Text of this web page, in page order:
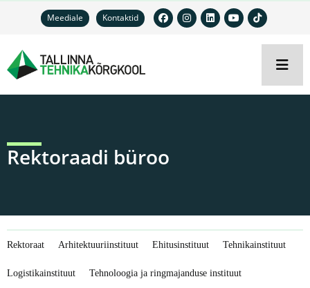
Meediale Kontaktid
Rektoraadi büroo
Rektoraat Arhitektuuriinstituut Ehitusinstituut Tehnikainstituut
Logistikainstituut Tehnoloogia ja ringmajanduse instituut